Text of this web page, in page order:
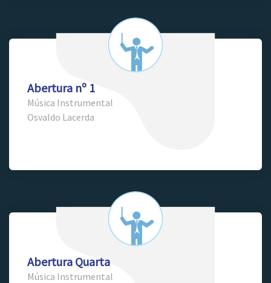
Abertura nº 1
Música Instrumental
Osvaldo Lacerda
Abertura Quarta
Música Instrumental